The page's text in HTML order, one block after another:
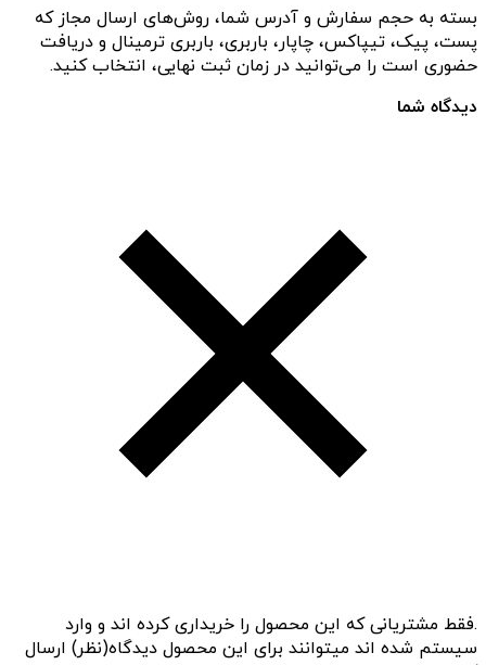
بسته به حجم سفارش و آدرس شما، روش‌های ارسال مجاز که
پست، پیک، تیپاکس، چاپار، باربری، باربری ترمینال و دریافت
حضوری است را می‌توانید در زمان ثبت نهایی، انتخاب کنید.
دیدگاه شما
.فقط مشتریانی که این محصول را خریداری کرده اند و وارد
سیستم شده اند میتوانند برای این محصول دیدگاه(نظر) ارسال